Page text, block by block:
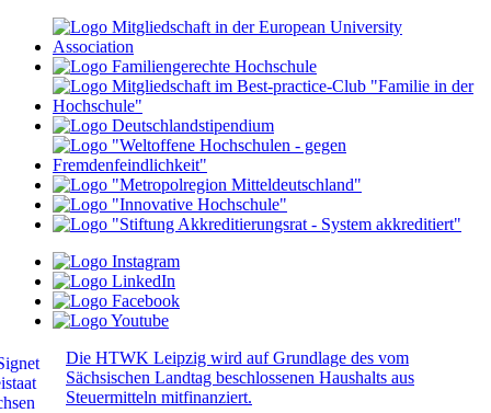
Die HTWK Leipzig wird auf Grundlage des vom
Sächsischen Landtag beschlossenen Haushalts aus
Steuermitteln mitfinanziert.